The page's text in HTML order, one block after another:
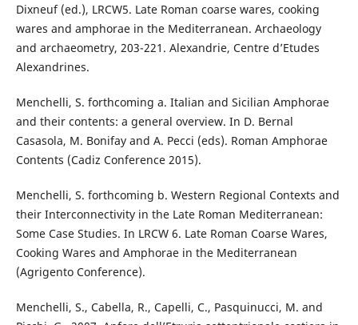
Dixneuf (ed.), LRCW5. Late Roman coarse wares, cooking
wares and amphorae in the Mediterranean. Archaeology
and archaeometry, 203-221. Alexandrie, Centre d’Etudes
Alexandrines.
Menchelli, S. forthcoming a. Italian and Sicilian Amphorae
and their contents: a general overview. In D. Bernal
Casasola, M. Bonifay and A. Pecci (eds). Roman Amphorae
Contents (Cadiz Conference 2015).
Menchelli, S. forthcoming b. Western Regional Contexts and
their Interconnectivity in the Late Roman Mediterranean:
Some Case Studies. In LRCW 6. Late Roman Coarse Wares,
Cooking Wares and Amphorae in the Mediterranean
(Agrigento Conference).
Menchelli, S., Cabella, R., Capelli, C., Pasquinucci, M. and